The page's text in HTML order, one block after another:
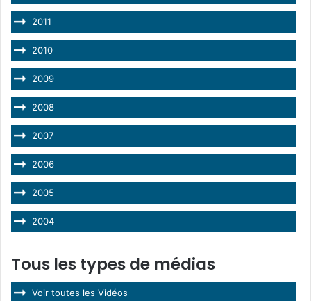
2011
2010
2009
2008
2007
2006
2005
2004
Tous les types de médias
Voir toutes les Vidéos